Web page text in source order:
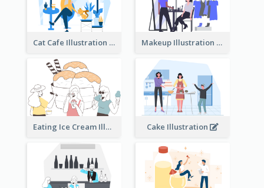
Cat Cafe Illustration Makeup Illustration
Eating Ice Cream Illustration Cake Illustration